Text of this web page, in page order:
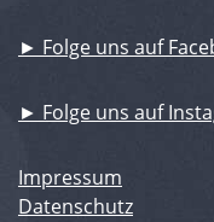
► Folge uns auf
► Folge uns auf
Impressum
Datenschutz